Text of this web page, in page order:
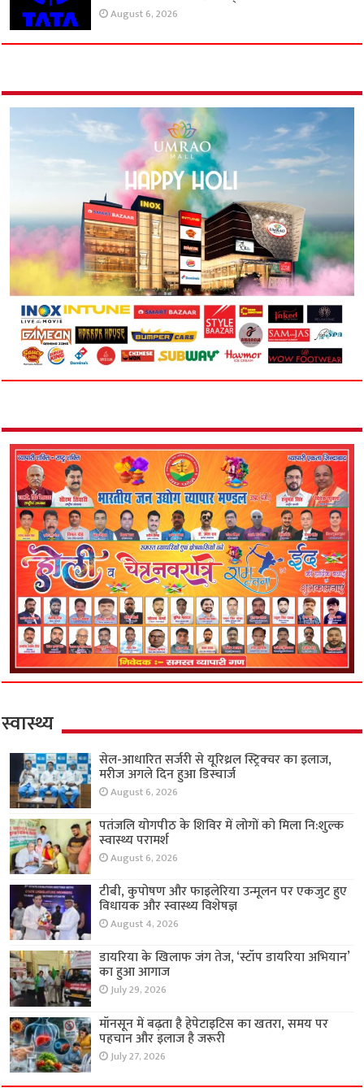
August 6, 2026
स्वास्थ्य
सेल-आधारित सर्जरी से यूरिथ्रल स्ट्रिक्चर का इलाज,
मरीज अगले दिन हुआ डिस्चार्ज
August 6, 2026
पतंजलि योगपीठ के शिविर में लोगों को मिला नि:शुल्क
स्वास्थ्य परामर्श
August 6, 2026
टीबी, कुपोषण और फाइलेरिया उन्मूलन पर एकजुट हुए
विधायक और स्वास्थ्य विशेषज्ञ
August 4, 2026
डायरिया के खिलाफ जंग तेज, ‘स्टॉप डायरिया अभियान’
का हुआ आगाज
July 29, 2026
मॉनसून में बढ़ता है हेपेटाइटिस का खतरा, समय पर
पहचान और इलाज है जरूरी
July 27, 2026